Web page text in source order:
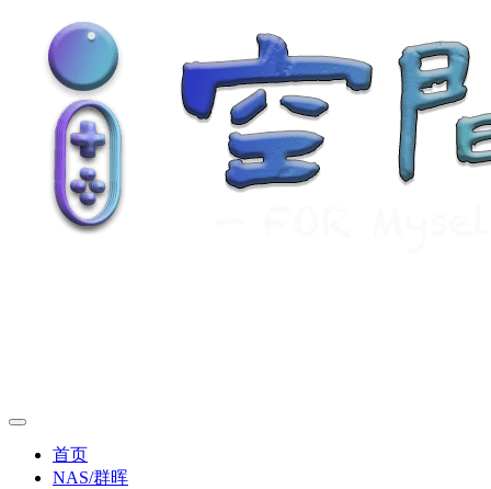
首页
NAS/群晖